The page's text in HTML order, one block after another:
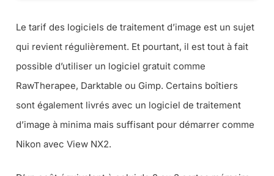
Le tarif des logiciels de traitement d’image est un sujet
qui revient régulièrement. Et pourtant, il est tout à fait
possible d’utiliser un logiciel gratuit comme
RawTherapee, Darktable ou Gimp. Certains boîtiers
sont également livrés avec un logiciel de traitement
d’image à minima mais suffisant pour démarrer comme
Nikon avec View NX2.